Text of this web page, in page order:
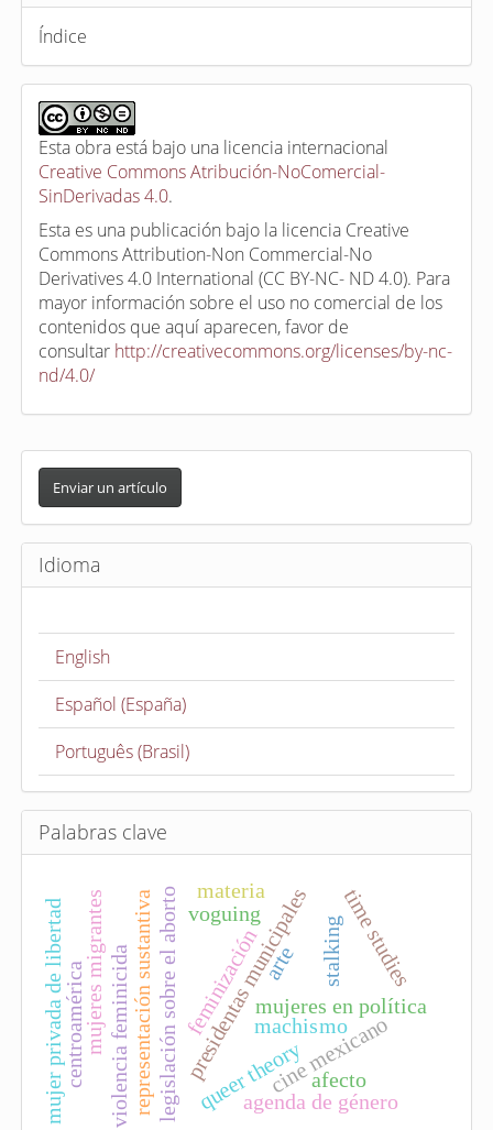
Índice
Esta obra está bajo una licencia internacional
Creative Commons Atribución-NoComercial-
SinDerivadas 4.0.
Esta es una publicación bajo la licencia Creative
Commons Attribution-Non Commercial-No
Derivatives 4.0 International (CC BY-NC- ND 4.0). Para
mayor información sobre el uso no comercial de los
contenidos que aquí aparecen, favor de
consultar http://creativecommons.org/licenses/by-nc-
nd/4.0/
E
v
i
a
c
l
Enviar un artículo
Idioma
English
Español (España)
Português (Brasil)
Palabras clave
stalking
presidentas municipalescine mexicano
mujeres en política
legislación sobre el aborto machismo
agenda de género
feminización
representación sustantiva voguing
queer theory
time studies
afecto
materia
violencia feminicida
mujeres migrantes
centroamérica arte
mujer privada de libertad